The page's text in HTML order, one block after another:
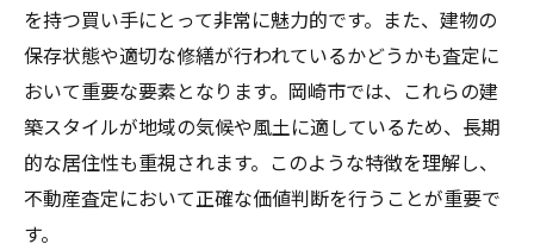
を持つ買い手にとって非常に魅力的です。また、建物の
保存状態や適切な修繕が行われているかどうかも査定に
おいて重要な要素となります。岡崎市では、これらの建
築スタイルが地域の気候や風土に適しているため、長期
的な居住性も重視されます。このような特徴を理解し、
不動産査定において正確な価値判断を行うことが重要で
す。